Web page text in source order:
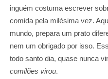
inguém costuma escrever
comida pela milésima vez.
mundo, prepara um prato
nem um obrigado por isso.
todo santo dia, quase nunca
comilões virou.